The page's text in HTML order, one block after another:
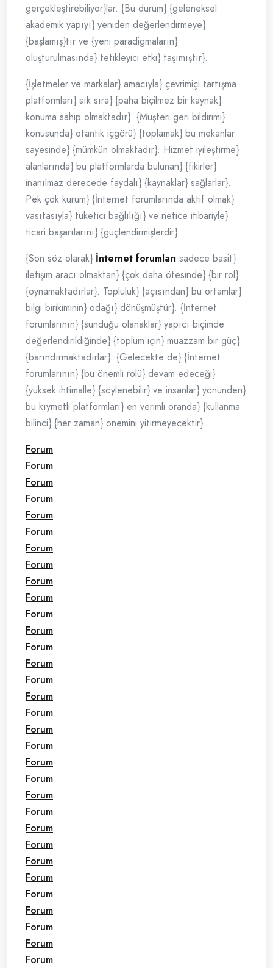
gerçekleştirebiliyor}lar. {Bu durum} {geleneksel
akademik yapıyı} yeniden değerlendirmeye}
{başlamış}tır ve {yeni paradigmaların}
oluşturulmasında} tetikleyici etki} taşımıştır}.
{İşletmeler ve markalar} amacıyla} çevrimiçi tartışma
platformları} sık sıra} {paha biçilmez bir kaynak}
konuma sahip olmaktadır}. {Müşteri geri bildirimi}
konusunda} otantik içgörü} {toplamak} bu mekanlar
sayesinde} {mümkün olmaktadır}. Hizmet iyileştirme}
alanlarında} bu platformlarda bulunan} {fikirler}
inanılmaz derecede faydalı} {kaynaklar} sağlarlar}.
Pek çok kurum} {İnternet forumlarında aktif olmak}
vasıtasıyla} tüketici bağlılığı} ve netice itibariyle}
ticari başarılarını} {güçlendirmişlerdir}.
{Son söz olarak} İnternet forumları sadece basit}
iletişim aracı olmaktan} {çok daha ötesinde} {bir rol}
{oynamaktadırlar}. Topluluk} {açısından} bu ortamlar}
bilgi birikiminin} odağı} dönüşmüştür}. {İnternet
forumlarının} {sunduğu olanaklar} yapıcı biçimde
değerlendirildiğinde} {toplum için} muazzam bir güç}
{barındırmaktadırlar}. {Gelecekte de} {İnternet
forumlarının} {bu önemli rolü} devam edeceği}
{yüksek ihtimalle} {söylenebilir} ve insanlar} yönünden}
bu kıymetli platformları} en verimli oranda} {kullanma
bilinci} {her zaman} önemini yitirmeyecektir}.
Forum
Forum
Forum
Forum
Forum
Forum
Forum
Forum
Forum
Forum
Forum
Forum
Forum
Forum
Forum
Forum
Forum
Forum
Forum
Forum
Forum
Forum
Forum
Forum
Forum
Forum
Forum
Forum
Forum
Forum
Forum
Forum